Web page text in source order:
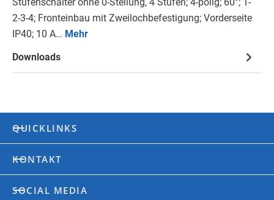
Stufenschalter ohne 0-Stellung, 4 Stufen; 4-polig; 60°; 1-
2-3-4; Fronteinbau mit Zweilochbefestigung; Vorderseite
IP40; 10 A… Mehr
Downloads
QUICKLINKS
KONTAKT
SOCIAL MEDIA